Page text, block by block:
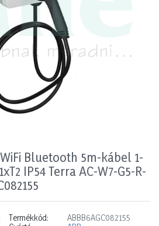
Bluetooth 5m-kábel 1-
IP54 Terra AC-W7-G5-R-
Termékkód:
ABBB6AGC082155